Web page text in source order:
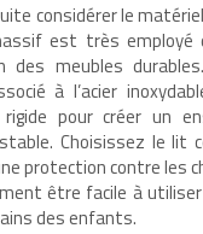
considérer le
est très employé
des meubles
à l’acier
pour créer un
Choisissez le lit
protection contre les
être facile à
des enfants.